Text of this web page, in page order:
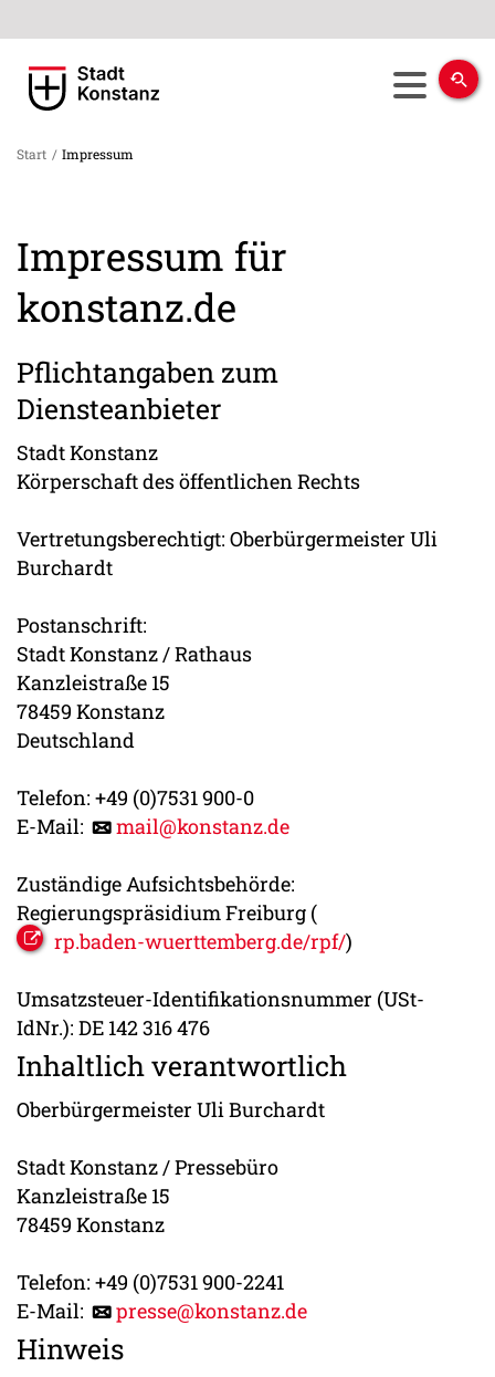
Start / Impressum
Impressum für
konstanz.de
Pflichtangaben zum
Diensteanbieter
Stadt Konstanz
Körperschaft des öffentlichen Rechts
Vertretungsberechtigt: Oberbürgermeister Uli
Burchardt
Postanschrift:
Stadt Konstanz / Rathaus
Kanzleistraße 15
78459 Konstanz
Deutschland
Telefon: +49 (0)7531 900-0
E-Mail:
mail@konstanz.de
Zuständige Aufsichtsbehörde:
Regierungspräsidium Freiburg (
rp.baden-wuerttemberg.de/rpf/)
Umsatzsteuer-Identifikationsnummer (USt-
IdNr.): DE 142 316 476
Inhaltlich verantwortlich
Oberbürgermeister Uli Burchardt
Stadt Konstanz / Pressebüro
Kanzleistraße 15
78459 Konstanz
Telefon: +49 (0)7531 900-2241
E-Mail:
presse@konstanz.de
Hinweis